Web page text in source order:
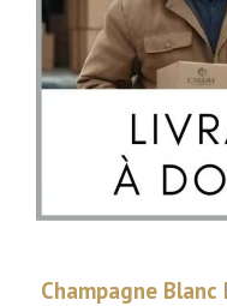
Champagne